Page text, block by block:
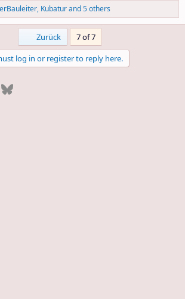
, Kubaturand 5 others
Zurück
7 of 7
log in or register to reply here.
Bluesky